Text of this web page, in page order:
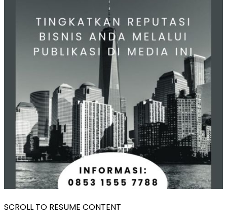
SCROLL TO RESUME CONTENT